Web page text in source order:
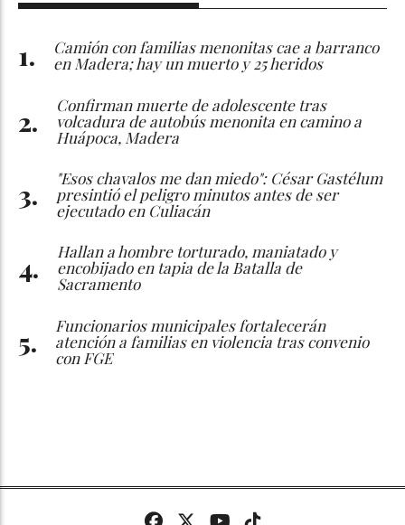
Camión con familias menonitas cae a barranco
en Madera; hay un muerto y 25 heridos
Confirman muerte de adolescente tras
volcadura de autobús menonita en camino a
Huápoca, Madera
"Esos chavalos me dan miedo": César Gastélum
presintió el peligro minutos antes de ser
ejecutado en Culiacán
Hallan a hombre torturado, maniatado y
encobijado en tapia de la Batalla de
Sacramento
Funcionarios municipales fortalecerán
atención a familias en violencia tras convenio
con FGE